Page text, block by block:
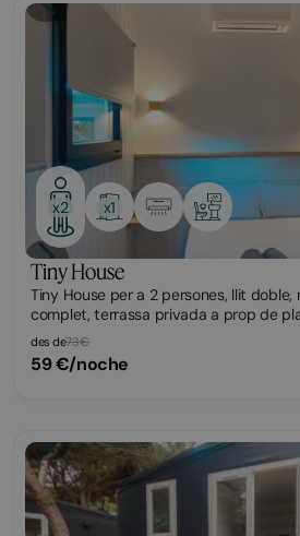
Bungalow
x2 x1
Tiny House
Tiny House per a 2 persones, llit doble,
complet, terrassa privada a prop de
des de73€
59 €/noche
Bungalow